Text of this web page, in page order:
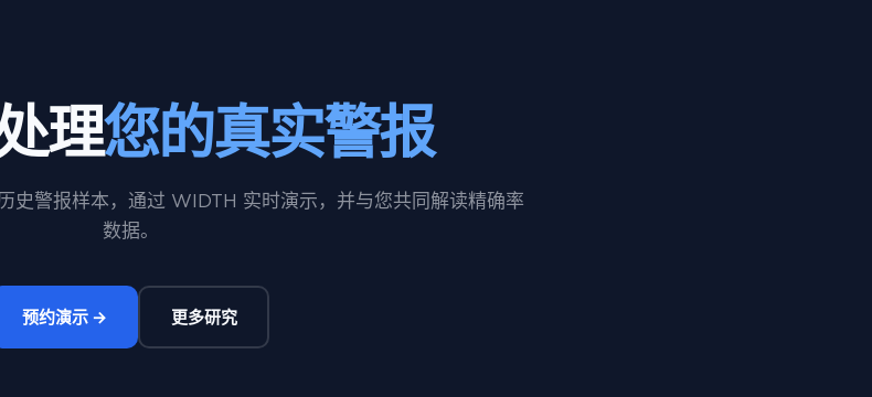
理您的真实警报
史警报样本，通过 WIDTH 实时演示，并与您共同解读精确率
数据。
预约演示 → 更多研究